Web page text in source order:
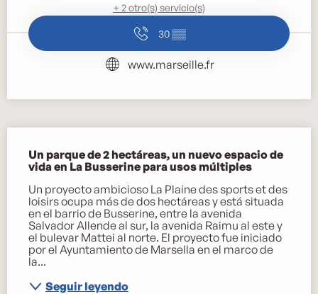
+ 2 otro(s) servicio(s)
30▒▒
www.marseille.fr
Un parque de 2 hectáreas, un nuevo espacio de
vida en La Busserine para usos múltiples
Un proyecto ambicioso La Plaine des sports et des
loisirs ocupa más de dos hectáreas y está situada
en el barrio de Busserine, entre la avenida
Salvador Allende al sur, la avenida Raimu al este y
el bulevar Mattei al norte. El proyecto fue iniciado
por el Ayuntamiento de Marsella en el marco de
la...
Seguir leyendo